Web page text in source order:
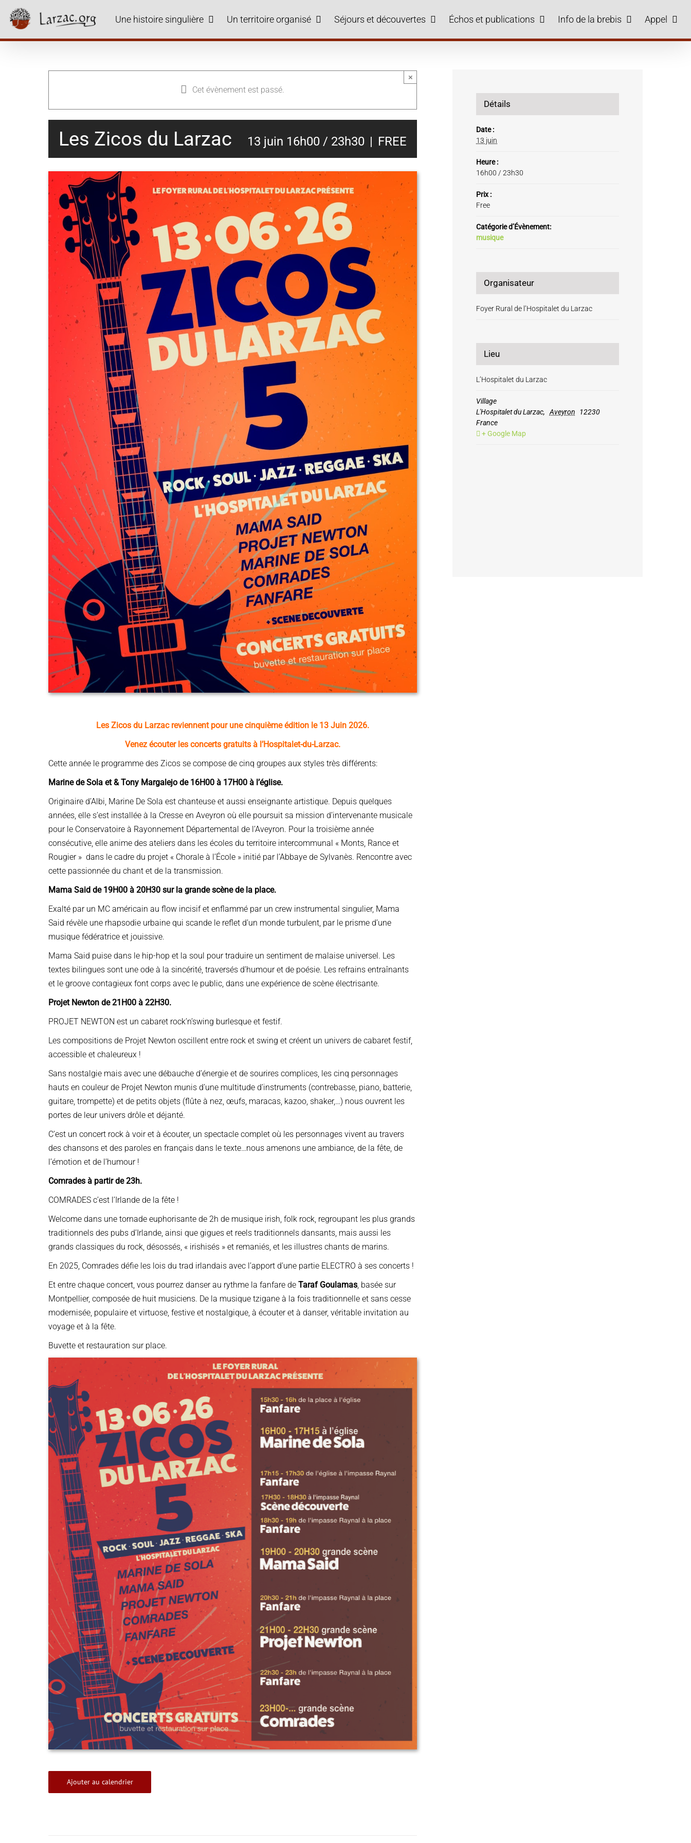
content
Une histoire singulière Un territoire organisé Séjours et découvertes Échos et publications Info de la brebis Appel
Cet évènement est passé.
×
Les Zicos du Larzac 13 juin 16h00/ 23h30 | FREE
Les Zicos du Larzac reviennent pour une cinquième édition le 13 Juin 2026.
Venez écouter les concerts gratuits à l’Hospitalet-du-Larzac.
Cette année le programme des Zicos se compose de cinq groupes aux styles très différents:
Marine de Sola et & Tony Margalejo de 16H00 à 17H00 à l’église.
Originaire d’Albi, Marine De Sola est chanteuse et aussi enseignante artistique. Depuis quelques
années, elle s’est installée à la Cresse en Aveyron où elle poursuit sa mission d’intervenante musicale
pour le Conservatoire à Rayonnement Départemental de l’Aveyron. Pour la troisième année
consécutive, elle anime des ateliers dans les écoles du territoire intercommunal « Monts, Rance et
Rougier » dans le cadre du projet « Chorale à l’École » initié par l’Abbaye de Sylvanès. Rencontre avec
cette passionnée du chant et de la transmission.
Mama Said de 19H00 à 20H30 sur la grande scène de la place.
Exalté par un MC américain au flow incisif et enflammé par un crew instrumental singulier, Mama
Said révèle une rhapsodie urbaine qui scande le reflet d’un monde turbulent, par le prisme d’une
musique fédératrice et jouissive.
Mama Said puise dans le hip-hop et la soul pour traduire un sentiment de malaise universel. Les
textes bilingues sont une ode à la sincérité, traversés d’humour et de poésie. Les refrains entraînants
et le groove contagieux font corps avec le public, dans une expérience de scène électrisante.
Projet Newton de 21H00 à 22H30.
PROJET NEWTON est un cabaret rock’n’swing burlesque et festif.
Les compositions de Projet Newton oscillent entre rock et swing et créent un univers de cabaret festif,
accessible et chaleureux !
Sans nostalgie mais avec une débauche d’énergie et de sourires complices, les cinq personnages
hauts en couleur de Projet Newton munis d’une multitude d’instruments (contrebasse, piano, batterie,
guitare, trompette) et de petits objets (flûte à nez, œufs, maracas, kazoo, shaker,…) nous ouvrent les
portes de leur univers drôle et déjanté.
C’est un concert rock à voir et à écouter, un spectacle complet où les personnages vivent au travers
des chansons et des paroles en français dans le texte…nous amenons une ambiance, de la fête, de
l’émotion et de l’humour !
Comrades à partir de 23h.
COMRADES c’est l’Irlande de la fête !
Welcome dans une tornade euphorisante de 2h de musique irish, folk rock, regroupant les plus grands
traditionnels des pubs d’Irlande, ainsi que gigues et reels traditionnels dansants, mais aussi les
grands classiques du rock, désossés, « irishisés » et remaniés, et les illustres chants de marins.​
En 2025, Comrades défie les lois du trad irlandais avec l’apport d’une partie ELECTRO à ses concerts !
Et entre chaque concert, vous pourrez danser au rythme la fanfare deTaraf Goulamas , basée sur
Montpellier, composée de huit musiciens. De la musique tzigane à la fois traditionnelle et sans cesse
modernisée, populaire et virtuose, festive et nostalgique, à écouter et à danser, véritable invitation au
voyage et à la fête.
Buvette et restauration sur place.
Ajouter au calendrier
Détails
Date :
13 juin
Heure :
16h00 / 23h30
Prix :
Free
Catégorie d’Évènement:
musique
Organisateur
Foyer Rural de l’Hospitalet du Larzac
Lieu
L’Hospitalet du Larzac
Village
L'Hospitalet du Larzac, Aveyron
12230
France
+ Google Map